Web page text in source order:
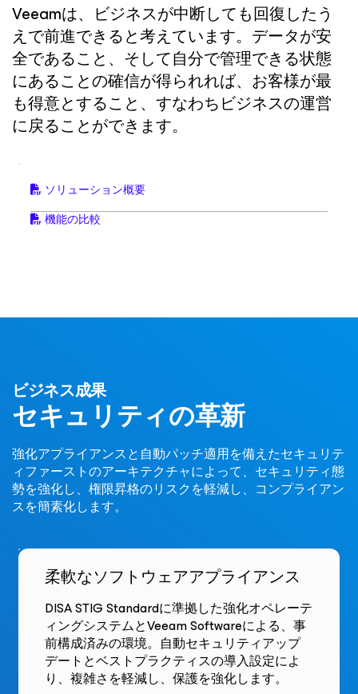
Veeamは、ビジネスが中断しても回復したう
えで前進できると考えています。データが安
全であること、そして自分で管理できる状態
にあることの確信が得られれば、お客様が最
も得意とすること、すなわちビジネスの運営
に戻ることができます。
ソリューション概要
機能の比較
ビジネス成果
セキュリティの革新
強化アプライアンスと自動パッチ適用を備えたセキュリテ
ィファーストのアーキテクチャによって、セキュリティ態
勢を強化し、権限昇格のリスクを軽減し、コンプライアン
スを簡素化します。
柔軟なソフトウェアアプライアンス
DISA STIG Standardに準拠した強化オペレーテ
ィングシステムとVeeam Softwareによる、事
前構成済みの環境。自動セキュリティアップ
デートとベストプラクティスの導入設定によ
り、複雑さを軽減し、保護を強化します。